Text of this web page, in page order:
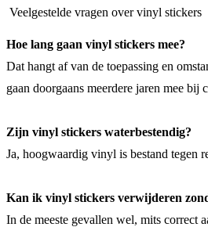
Veelgestelde vragen over vinyl stickers
Hoe lang gaan vinyl stickers mee?
Dat hangt af van de toepassing en
gaan doorgaans meerdere jaren mee bij
Zijn vinyl stickers waterbestendig?
Ja, hoogwaardig vinyl is bestand tegen
Kan ik vinyl stickers verwijderen
In de meeste gevallen wel, mits correct